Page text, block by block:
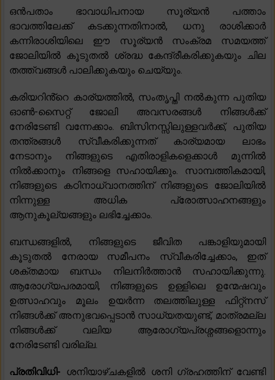
ഒൻപതാം ഭാവാധിപനായ സൂര്യൻ പത്താം
ഭാവത്തിലേക്ക് കടക്കുന്നതിനാൽ, ധനു രാശിക്കാർ
കന്നിരാശിയിലെ ഈ സൂര്യൻ സംക്രമ സമയത്ത്
ജോലിയിൽ കൂടുതൽ ശ്രദ്ധ കേന്ദ്രീകരിക്കുകയും ചില
തത്ത്വങ്ങൾ പാലിക്കുകയും ചെയ്യും.
കരിയറിൻ്റെ കാര്യത്തിൽ, സംതൃപ്തി നൽകുന്ന പുതിയ
ഓൺ-സൈറ്റ് ജോലി അവസരങ്ങൾ നിങ്ങൾക്ക്
നേരിടേണ്ടി വന്നേക്കാം. ബിസിനസ്സിലുള്ളവർക്ക്, പുതിയ
തന്ത്രങ്ങൾ സ്വീകരിക്കുന്നത് കാര്യമായ ലാഭം
നേടാനും നിങ്ങളുടെ എതിരാളികളെക്കാൾ മുന്നിൽ
നിൽക്കാനും നിങ്ങളെ സഹായിക്കും. സാമ്പത്തികമായി,
നിങ്ങളുടെ കഠിനാധ്വാനത്തിന് നിങ്ങളുടെ ജോലിയിൽ
നിന്നുള്ള അധിക പ്രോത്സാഹനങ്ങളും
ആനുകൂല്യങ്ങളും ലഭിച്ചേക്കാം.
ബന്ധങ്ങളിൽ, നിങ്ങളുടെ ജീവിത പങ്കാളിയുമായി
കൂടുതൽ നേരായ സമീപനം സ്വീകരിച്ചേക്കാം, ഇത്
ശക്തമായ ബന്ധം നിലനിർത്താൻ സഹായിക്കുന്നു.
ആരോഗ്യപരമായി, നിങ്ങളുടെ ഉള്ളിലെ ഉന്മേഷവും
ഉത്സാഹവും മൂലം ഉയർന്ന തലത്തിലുള്ള ഫിറ്റ്നസ്
നിങ്ങൾക്ക് അനുഭവപ്പെടാൻ സാധ്യതയുണ്ട്, മാത്രമല്ല
നിങ്ങൾക്ക് വലിയ ആരോഗ്യപ്രശ്നങ്ങളൊന്നും
നേരിടേണ്ടി വരില്ല.
പ്രതിവിധി- ശനിയാഴ്ചകളിൽ ശനി ഗ്രഹത്തിന് വേണ്ടി